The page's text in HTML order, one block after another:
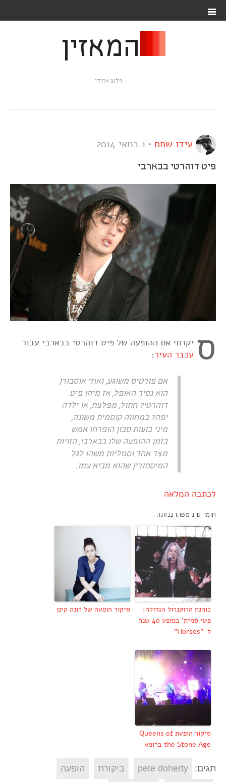
המאזין
בלוג אינדי
עידו שחם • 1 במאי 2014
פיט דוהרטי בבארבי
ס יקרתי את ההופעה של פיט דוהרטי בבארבי עבור
עכבר העיר:
אם פורטיס משוגע, ואוזי אוסבורן
הוא נסיך האופל, אז מיהו פיט
דוהרטי? חתול, מפלצת, או ילדה
יפה? במחווה קוסמית משונה,
מיני בועות סבון הופרחו אמש
בזמן ההופעה שלו בבארבי, הזויות
מצד אחד וסמליות משהו לגל
המיסתורין שהוא מביא עמו.
לכתבה המלאה
חומר טוב משהו בנזונה
כוהנת הרוקנרול הגדולה:
פטי סמית' במופע 40 שנה
ל-"Horses"
סיקור הופעה של רונה קינן
סיקור הופעת Queens of
the Stone Age ברומא
תגים: pete doherty ביקורת הופעה